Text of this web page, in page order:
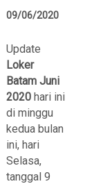
09/06/2020
Update
Loker
Batam Juni
2020hari ini
di minggu
kedua bulan
ini, hari
Selasa,
tanggal 9